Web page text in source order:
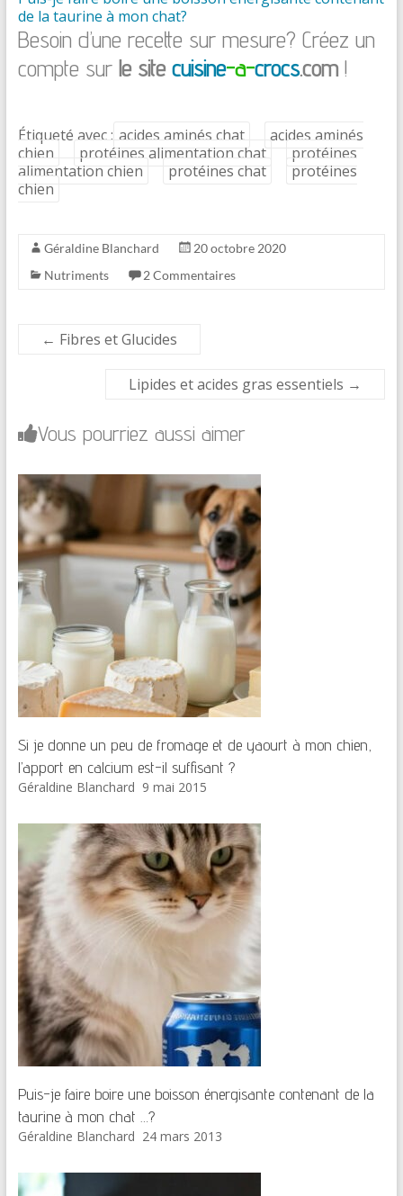
de la taurine à mon chat?
Besoin d’une recette sur mesure? Créez un
compte sur le sitecuisine-a-crocs.com !
Étiqueté avec : acides aminés chat
acides aminés
chien
protéines alimentation chat
protéines
alimentation chien
protéines chat
protéines
chien
Géraldine Blanchard
20 octobre 2020
Nutriments
2 Commentaires
← Fibres et Glucides
Lipides et acides gras essentiels →
Vous pourriez aussi aimer
Si je donne un peu de fromage et de yaourt à mon chien,
l’apport en calcium est-il suffisant ?
Géraldine Blanchard 9 mai 2015
Puis-je faire boire une boisson énergisante contenant de la
taurine à mon chat …?
Géraldine Blanchard 24 mars 2013